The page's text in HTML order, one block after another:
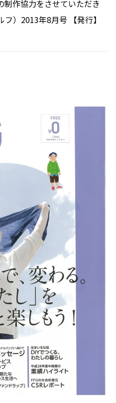
制作協力をさせていただき
）2013年8月号 【発行】